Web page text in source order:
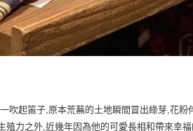
吹起笛子,原本荒蕪的土地瞬間冒出綠芽,花粉
力之外,近幾年因為他的可愛長相和帶來幸